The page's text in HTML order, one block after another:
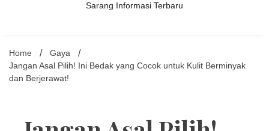
Sarang Informasi Terbaru
Home
Gaya
Jangan Asal Pilih! Ini Bedak yang Cocok untuk Kulit Berminyak
dan Berjerawat!